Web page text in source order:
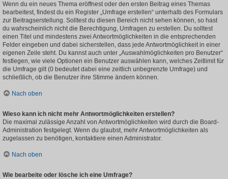
Wenn du ein neues Thema eröffnest oder den ersten Beitrag eines Themas
bearbeitest, findest du ein Register „Umfrage erstellen“ unterhalb des Formulars
zur Beitragserstellung. Solltest du diesen Bereich nicht sehen können, so hast
du wahrscheinlich nicht die Berechtigung, Umfragen zu erstellen. Du solltest
einen Titel und mindestens zwei Antwortmöglichkeiten in die entsprechenden
Felder eingeben und dabei sicherstellen, dass jede Antwortmöglichkeit in einer
eigenen Zeile steht. Du kannst auch unter „Auswahlmöglichkeiten pro Benutzer“
festlegen, wie viele Optionen ein Benutzer auswählen kann, welches Zeitlimit für
die Umfrage gilt (0 bedeutet dabei eine zeitlich unbegrenzte Umfrage) und
schließlich, ob die Benutzer ihre Stimme ändern können.
Nach oben
Wieso kann ich nicht mehr Antwortmöglichkeiten erstellen?
Die maximal zulässige Anzahl von Antwortmöglichkeiten wird durch die Board-
Administration festgelegt. Wenn du glaubst, mehr Antwortmöglichkeiten als
zugelassen zu benötigen, kontaktiere einen Administrator.
Nach oben
Wie bearbeite oder lösche ich eine Umfrage?